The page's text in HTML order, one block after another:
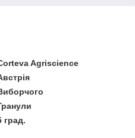
Agriscience
град.